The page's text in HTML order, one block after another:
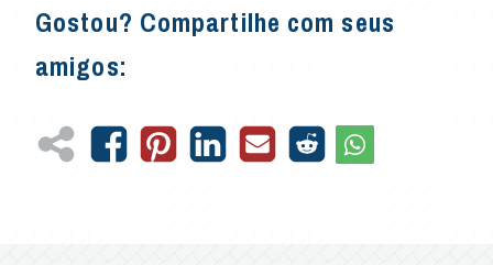
Gostou? Compartilhe com seus
amigos: